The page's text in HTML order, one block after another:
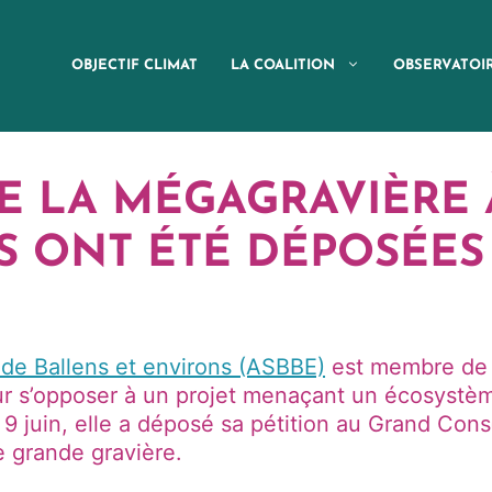
OBJECTIF CLIMAT LA COALITION
LA MÉGAGRAVIÈRE
ONT ÉTÉ
Ballens et environs (ASBBE) est membre
à un projet menaçant un
juin, elle a déposé sa pétition au Grand
grande gravière.